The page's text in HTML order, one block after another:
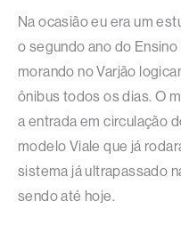
Na ocasião eu era um
o segundo ano do
morando no Varjão
ônibus todos os dias. O
a entrada em circulação
modelo Viale que já
sistema já ultrapassado
sendo até hoje.